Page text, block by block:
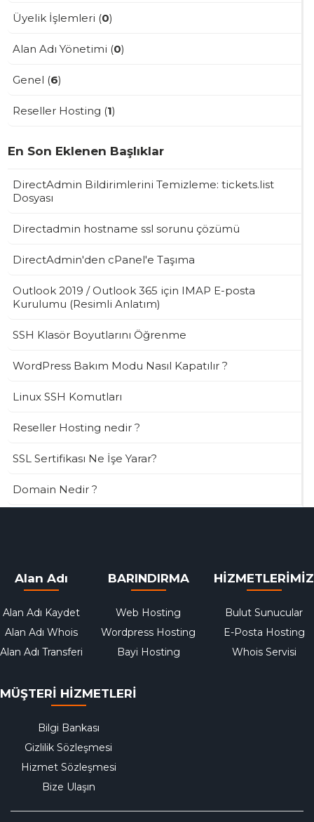
Üyelik İşlemleri (0)
Alan Adı Yönetimi (0)
Genel (6)
Reseller Hosting (1)
En Son Eklenen Başlıklar
DirectAdmin Bildirimlerini Temizleme: tickets.list
Dosyası
Directadmin hostname ssl sorunu çözümü
DirectAdmin'den cPanel'e Taşıma
Outlook 2019 / Outlook 365 için IMAP E-posta
Kurulumu (Resimli Anlatım)
SSH Klasör Boyutlarını Öğrenme
WordPress Bakım Modu Nasıl Kapatılır ?
Linux SSH Komutları
Reseller Hosting nedir ?
SSL Sertifikası Ne İşe Yarar?
Domain Nedir ?
Alan Adı
Alan Adı Kaydet
Alan Adı Whois
Alan Adı Transferi
BARINDIRMA
Web Hosting
Wordpress Hosting
Bayi Hosting
HİZMETLERİMİZ
Bulut Sunucular
E-Posta Hosting
Whois Servisi
MÜŞTERİ HİZMETLERİ
Bilgi Bankası
Gizlilik Sözleşmesi
Hizmet Sözleşmesi
Bize Ulaşın